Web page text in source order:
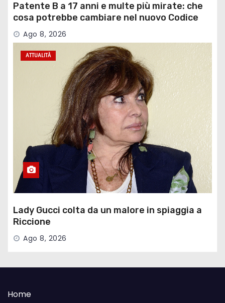
Patente B a 17 anni e multe più mirate: che
cosa potrebbe cambiare nel nuovo Codice
della Strada
Ago 8, 2026
ATTUALITÀ
Lady Gucci colta da un malore in spiaggia a
Riccione
Ago 8, 2026
Home